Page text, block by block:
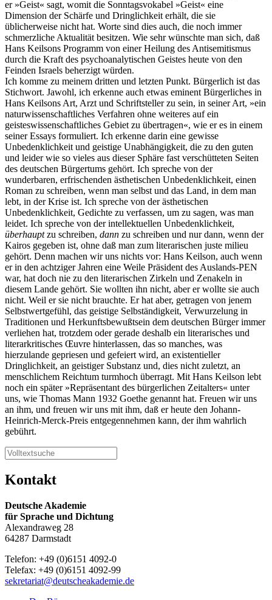
er »Geist« sagt, womit die Sonntagsvokabel »Geist« eine
Dimension der Schärfe und Dringlichkeit erhält, die sie
üblicherweise nicht hat. Worte sind dies auch, die noch immer
schmerzliche Aktualität besitzen. Wie sehr wünschte man sich, daß
Hans Keilsons Programm von einer Heilung des Antisemitismus
durch die Kraft des psychoanalytischen Geistes heute von den
Feinden Israels beherzigt würden.
Ich komme zu meinem dritten und letzten Punkt. Bürgerlich ist das
Stichwort. Jawohl, ich erkenne auch etwas eminent Bürgerliches in
Hans Keilsons Art, Arzt und Schriftsteller zu sein, in seiner Art, »ein
naturwissenschaftliches Verfahren ohne weiteres auf ein
geisteswissenschaftliches Gebiet zu übertragen«, wie er es in einem
seiner Essays formuliert. Ich erkenne darin eine gewisse
Unbedenklichkeit und geistige Unabhängigkeit, die zu den guten
und leider wie so vieles aus dieser Sphäre fast verschütteten Seiten
des deutschen Bürgertums gehört. Ich spreche von der
wunderbaren, erfrischenden ästhetischen Unbedenklichkeit, einen
Roman zu schreiben, wenn man selbst und das Land, in dem man
lebt, in der Krise ist. Ich spreche von der ästhetischen
Unbedenklichkeit, Gedichte zu verfassen, um zu sagen, was man
leidet. Ich spreche von der intellektuellen Unbedenklichkeit,
überhauptzu schreiben, dann zu schreiben und nur dann, wenn der
Kairos gegeben ist, ohne daß man zum literarischen juste milieu
gehört. Denn machen wir uns nichts vor: Hans Keilson, auch wenn
er in den achtziger Jahren eine Weile Präsident des Auslands-PEN
war, hat doch nie zu den literarischen Zirkeln und Zenakeln in
diesem Lande gehört. Sie wollten ihn nicht, aber er wollte sie auch
nicht. Weil er sie nicht brauchte. Er hat aber, getragen von jenem
Selbstwertgefühl, das geistige Selbständigkeit, Verwurzelung in
Traditionen und Herkunftsbewußtsein dem deutschen Bürger immer
verliehen hat, trotzdem oder gerade deshalb ein literarisches und
literarkritisches Œuvre hinterlassen, das so manches, was
hierzulande gepriesen und gefeiert wird, an existentieller
Dringlichkeit, an geistiger Substanz und, dies nicht zuletzt, an
menschlichem Reichtum turmhoch überragt. Mit Hans Keilson lebt
noch ein später »Repräsentant des bürgerlichen Zeitalters« unter
uns, wie Thomas Mann 1932 Goethe genannt hat. Freuen wir uns
an ihm, und freuen wir uns mit ihm, daß er heute den Johann-
Heinrich-Merck-Preis entgegennehmen kann, der ihm wahrlich
gebührt.
Kontakt
Deutsche Akademie
für Sprache und Dichtung
Alexandraweg 28
64287 Darmstadt
Telefon: +49 (0)6151 4092-0
Telefax: +49 (0)6151 4092-99
sekretariat@deutscheakademie.de